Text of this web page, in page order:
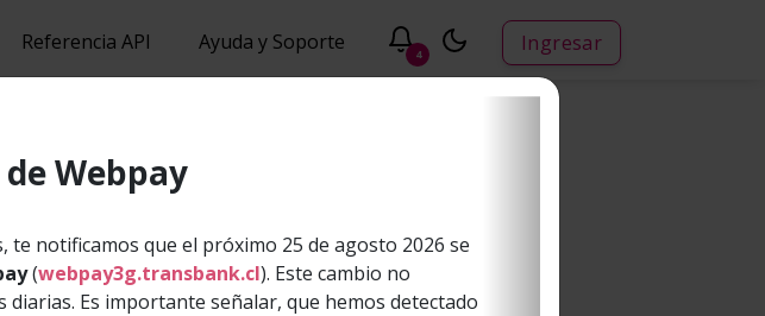
Referencia API Ayuda y Soporte 4 Ingresar
Webpay
notificamos que el próximo 25 de agosto 2026 se
(webpay3g.transbank.cl). Este cambio no
Es importante señalar, que hemos detectado